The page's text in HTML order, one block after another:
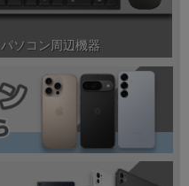
パソコン周辺機器